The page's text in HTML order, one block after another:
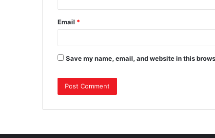
Email *
Save my name, email, and website in this